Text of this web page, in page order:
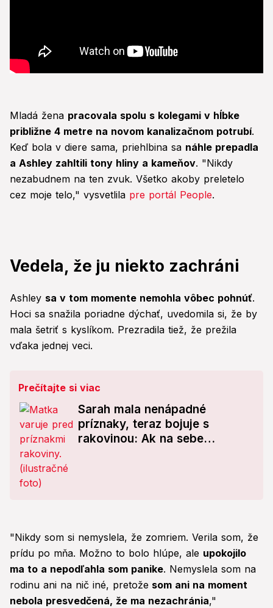
Mladá žena pracovala spolu s kolegami v hĺbke
približne 4 metre na novom kanalizačnom potrubí.
Keď bola v diere sama, priehlbina sa náhle prepadla
a Ashley zahltili tony hliny a kameňov. "Nikdy
nezabudnem na ten zvuk. Všetko akoby preletelo
cez moje telo," vysvetlila pre portál People.
Vedela, že ju niekto zachráni
Ashley sa v tom momente nemohla vôbec pohnúť.
Hoci sa snažila poriadne dýchať, uvedomila si, že by
mala šetriť s kyslíkom. Prezradila tiež, že prežila
vďaka jednej veci.
Prečítajte si viac
Sarah mala nenápadné
príznaky, teraz bojuje s
rakovinou: Ak na sebe
"Nikdy som si nemyslela, že zomriem. Verila som, že
prídu po mňa. Možno to bolo hlúpe, ale upokojilo
ma to a nepodľahla som panike. Nemyslela som na
rodinu ani na nič iné, pretože som ani na moment
nebola presvedčená, že ma nezachránia,"